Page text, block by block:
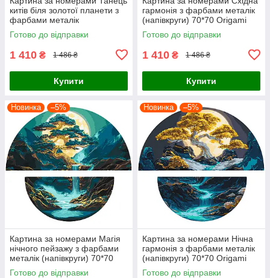
китів біля золотої планети з
фарбами металік
(напівкруги) 70*70 Origami
(OSR1002)
Готово до відправки
1 410 ₴ 1 486 ₴
Купити
гармонія з фарбами металік
(напівкруги) 70*70 Origami
(OSR1003)
Готово до відправки
1 410 ₴ 1 486 ₴
Купити
Новинка –5%
Картина за номерами Магія
нічного пейзажу з фарбами
металік (напівкруги) 70*70
Origami (OSR1006)
Готово до відправки
Новинка –5%
Картина за номерами Нічна
гармонія з фарбами металік
(напівкруги) 70*70 Origami
(OSR1007)
Готово до відправки